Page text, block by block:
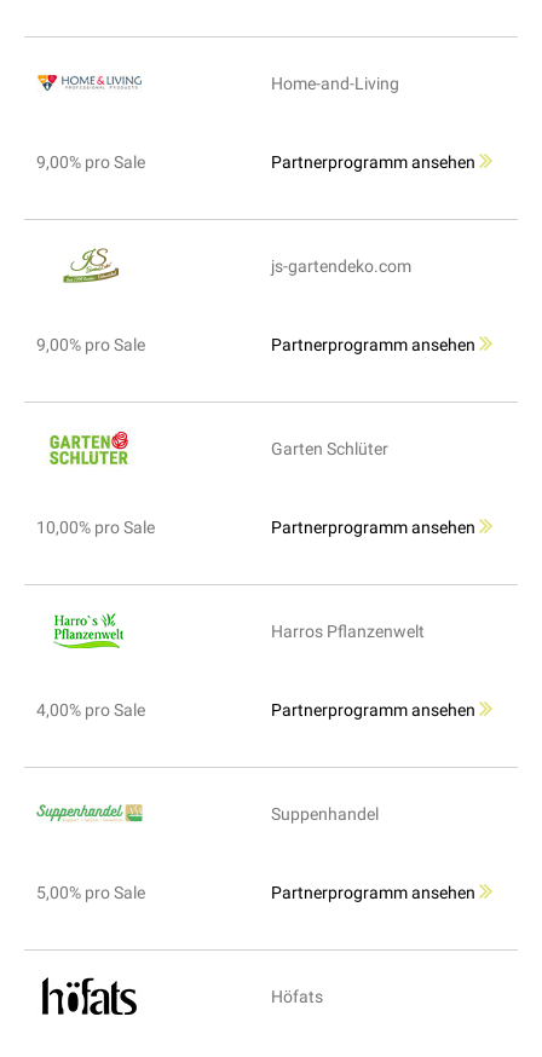
Home-and-Living
9,00% pro Sale Partnerprogramm ansehen
js-gartendeko.com
9,00% pro Sale Partnerprogramm ansehen
Garten Schlüter
10,00% pro Sale Partnerprogramm ansehen
Harros Pflanzenwelt
4,00% pro Sale Partnerprogramm ansehen
Suppenhandel
5,00% pro Sale Partnerprogramm ansehen
Höfats